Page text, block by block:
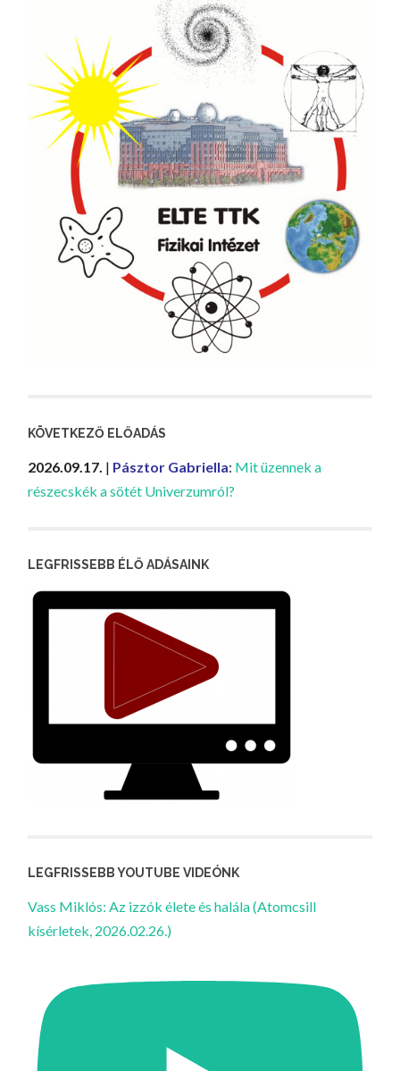
KÖVETKEZŐ ELŐADÁS
2026.09.17. | Pásztor Gabriella: Mit üzennek a
részecskék a sötét Univerzumról?
LEGFRISSEBB ÉLŐ ADÁSAINK
LEGFRISSEBB YOUTUBE VIDEÓNK
Vass Miklós: Az izzók élete és halála (Atomcsill
kísérletek, 2026.02.26.)